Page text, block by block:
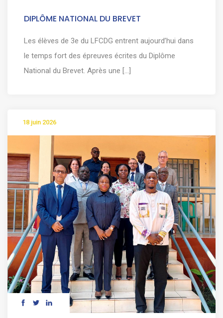
DIPLÔME NATIONAL DU BREVET
Les élèves de 3e du LFCDG entrent aujourd’hui dans
le temps fort des épreuves écrites du Diplôme
National du Brevet. Après une [...]
18 juin 2026